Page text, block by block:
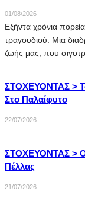
01/08/2026
Εξήντα χρόνια
τραγουδιού. Μια
ζωής μας, που
ΣΤΟΧΕΥΟΝΤΑΣ > Το
Στο Παλαίφυτο
22/07/2026
ΣΤΟΧΕΥΟΝΤΑΣ > Ο
Πέλλας
21/07/2026